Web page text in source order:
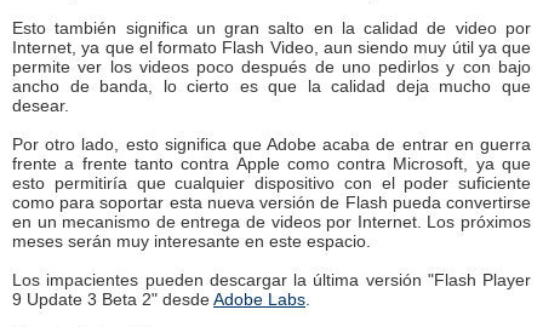
Esto también significa un gran salto en la calidad de video por
Internet, ya que el formato Flash Video, aun siendo muy útil ya que
permite ver los videos poco después de uno pedirlos y con bajo
ancho de banda, lo cierto es que la calidad deja mucho que
desear.
Por otro lado, esto significa que Adobe acaba de entrar en guerra
frente a frente tanto contra Apple como contra Microsoft, ya que
esto permitiría que cualquier dispositivo con el poder suficiente
como para soportar esta nueva versión de Flash pueda convertirse
en un mecanismo de entrega de videos por Internet. Los próximos
meses serán muy interesante en este espacio.
Los impacientes pueden descargar la última versión "Flash Player
9 Update 3 Beta 2" desdeAdobe Labs